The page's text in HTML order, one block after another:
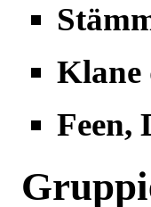
Klane
Feen,